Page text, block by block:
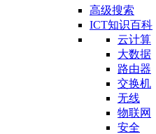
高级搜索
ICT知识百科
云计算
大数据
路由器
交换机
无线
物联网
安全